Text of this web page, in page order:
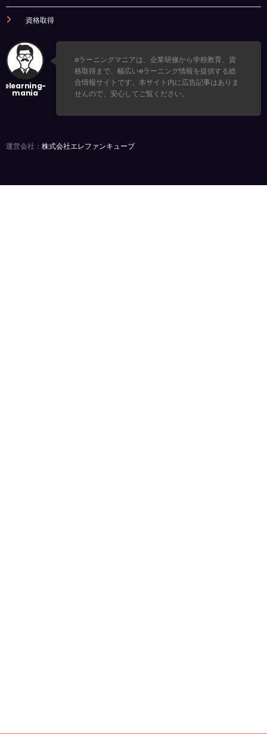
資格取得
eラーニングマニアは、企業研修から学校教育、資
格取得まで、幅広いeラーニング情報を提供する総
合情報サイトです。本サイト内に広告記事はありま
せんので、安心してご覧ください。
運営会社： 株式会社エレファンキューブ